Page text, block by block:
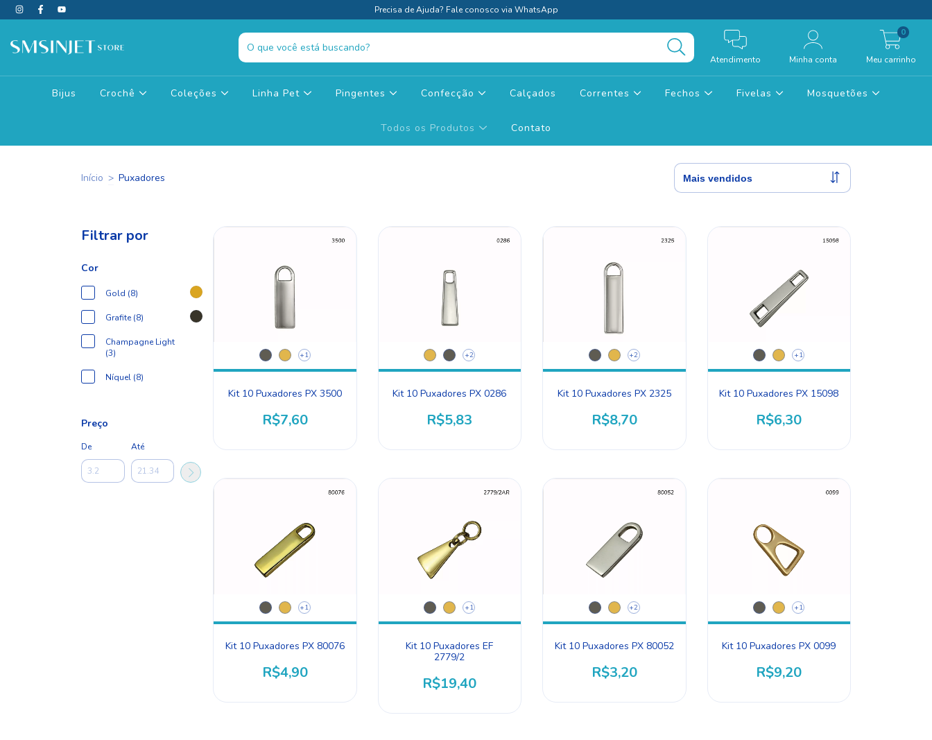
Precisa de Ajuda? Fale conosco via WhatsApp
Atendimento Minha conta Meu carrinho
0
Bijus Crochê Coleções Linha Pet Pingentes Confecção Calçados Correntes Fechos Fivelas Mosquetões
Todos os Produtos Contato
Início > Puxadores
Filtrar por
Cor
Gold (8)
Grafite (8)
Champagne Light
(3)
Níquel (8)
Preço
De Até
+1
Kit 10 Puxadores PX 3500
R$7,60
+2
Kit 10 Puxadores PX 0286
R$5,83
+2
Kit 10 Puxadores PX 2325
R$8,70
+1
Kit 10 Puxadores PX 15098
R$6,30
+1
Kit 10 Puxadores PX 80076
R$4,90
+1
Kit 10 Puxadores EF
2779/2
R$19,40
+2
Kit 10 Puxadores PX 80052
R$3,20
+1
Kit 10 Puxadores PX 0099
R$9,20